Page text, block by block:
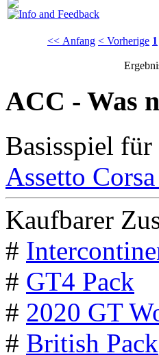
<< Anfang < Vorherige 1
ACC - Was
Basisspiel für
Assetto
Kaufbarer
#
# GT4 Pack
# 2020 GT
# British Pack